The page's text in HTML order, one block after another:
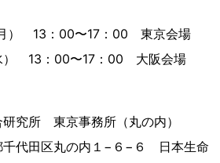
） 13：00〜17：00 東京会場
） 13：00〜17：00 大阪会場
究所 東京事務所（丸の内）
丸の内１−６−６ 日本生命